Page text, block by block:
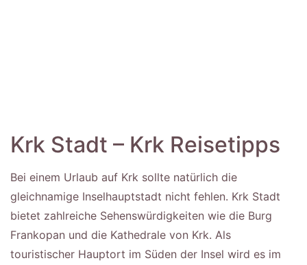
Krk Stadt – Krk Reisetipps
Bei einem Urlaub auf Krk sollte natürlich die
gleichnamige Inselhauptstadt nicht fehlen. Krk Stadt
bietet zahlreiche Sehenswürdigkeiten wie die Burg
Frankopan und die Kathedrale von Krk. Als
touristischer Hauptort im Süden der Insel wird es im